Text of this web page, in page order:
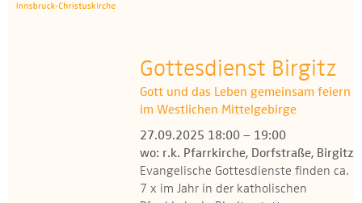
OEZ
Wissenswertes
Medien
Kontakt
Gottesdienst Birgitz
Gott und das Leben gemeinsam feiern
im Westlichen Mittelgebirge
27.09.2025 18:00 – 19:00
wo: r.k. Pfarrkirche, Dorfstraße, Birgitz
Evangelische Gottesdienste finden ca.
7 x im Jahr in der katholischen